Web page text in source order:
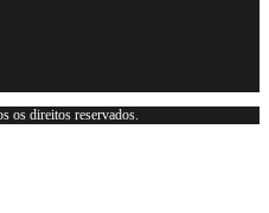
os direitos reservados.